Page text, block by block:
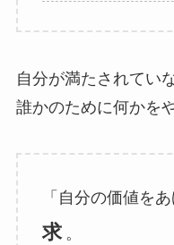
自分が満たされてい
誰かのために何かを
「自分の価値を
求 。